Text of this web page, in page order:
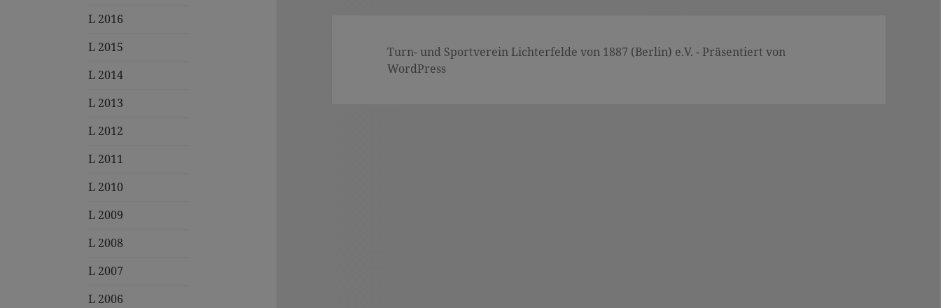
L 2016
L 2015
L 2014
L 2013
L 2012
L 2011
L 2010
L 2009
L 2008
L 2007
L 2006
Turn- und Sportverein Lichterfelde von 1887 (Berlin) e.V. - Präsentiert von
WordPress